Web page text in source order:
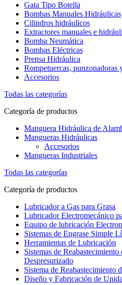
Gata Tipo Botella
Bombas Manuales Hidráulicas
Cilindros hidráulicos
Extractores manuales e
Bomba Neumática
Bombas Eléctricas
Prensa Hidráulica
Rompetuercas, punzonadoras
Accesorios
Todas las categorías
Categoría de productos
Manguera Hidráulica de
Mangueras Hidráulicas
Accesorios
Mangueras Industriales
Todas las categorías
Categoría de productos
Lubricador a Gas para Grasa
Lubricador Electromecánico
Equipo de lubricación
Sistemas de Engrase Simple
Herramientas de Lubricación
Sistemas de
Despresurizado
Sistema de Reabastecimiento
Diseño y Fabricación de